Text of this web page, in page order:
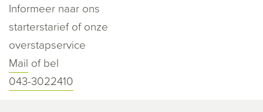
Informeer naar ons
starterstarief of onze
overstapservice
Mail of bel
043-3022410